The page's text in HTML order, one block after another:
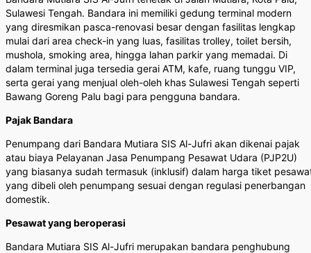
Sulawesi Tengah. Bandara ini memiliki gedung terminal modern
yang diresmikan pasca-renovasi besar dengan fasilitas lengkap
mulai dari area check-in yang luas, fasilitas trolley, toilet bersih,
mushola, smoking area, hingga lahan parkir yang memadai. Di
dalam terminal juga tersedia gerai ATM, kafe, ruang tunggu VIP,
serta gerai yang menjual oleh-oleh khas Sulawesi Tengah seperti
Bawang Goreng Palu bagi para pengguna bandara.
Pajak Bandara
Penumpang dari Bandara Mutiara SIS Al-Jufri akan dikenai pajak
atau biaya Pelayanan Jasa Penumpang Pesawat Udara (PJP2U)
yang biasanya sudah termasuk (inklusif) dalam harga tiket
yang dibeli oleh penumpang sesuai dengan regulasi penerbangan
domestik.
Pesawat yang beroperasi
Bandara Mutiara SIS Al-Jufri merupakan bandara penghubung